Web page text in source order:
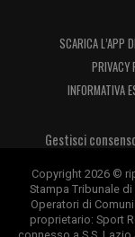
SCARICA L’APP
PRIVACY
INFORMATIVA
Gestisci
Copyright 2026 ©
Stampa Tribunale
Operatori di
proprietario: Sport